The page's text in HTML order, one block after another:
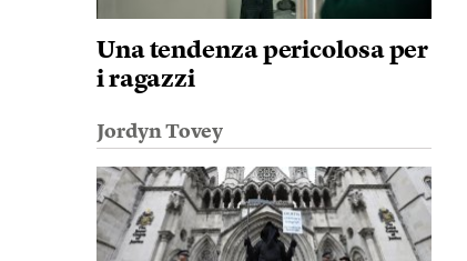
Una tendenza pericolosa per
i ragazzi
Jordyn Tovey